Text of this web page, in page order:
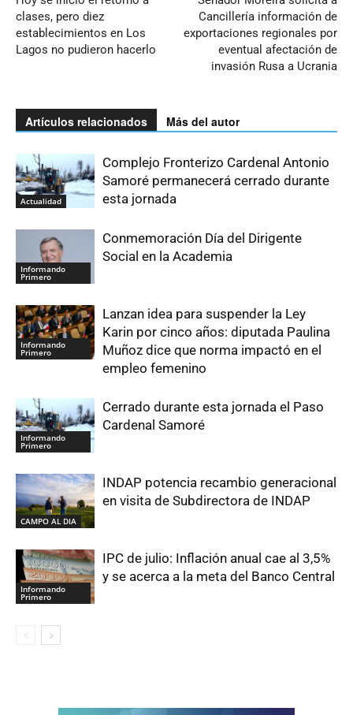
clases, pero diez
establecimientos en Los
Lagos no pudieron hacerlo
Cancillería información de
exportaciones regionales por
eventual afectación de
invasión Rusa a Ucrania
Artículos relacionados Más del autor
Actualidad
Complejo Fronterizo Cardenal Antonio
Samoré permanecerá cerrado durante
esta jornada
Informando
Primero
Conmemoración Día del Dirigente
Social en la Academia
Informando
Primero
Lanzan idea para suspender la Ley
Karin por cinco años: diputada Paulina
Muñoz dice que norma impactó en el
empleo femenino
Informando
Primero
Cerrado durante esta jornada el Paso
Cardenal Samoré
CAMPO AL DIA
INDAP potencia recambio generacional
en visita de Subdirectora de INDAP
Informando
Primero
IPC de julio: Inflación anual cae al 3,5%
y se acerca a la meta del Banco Central